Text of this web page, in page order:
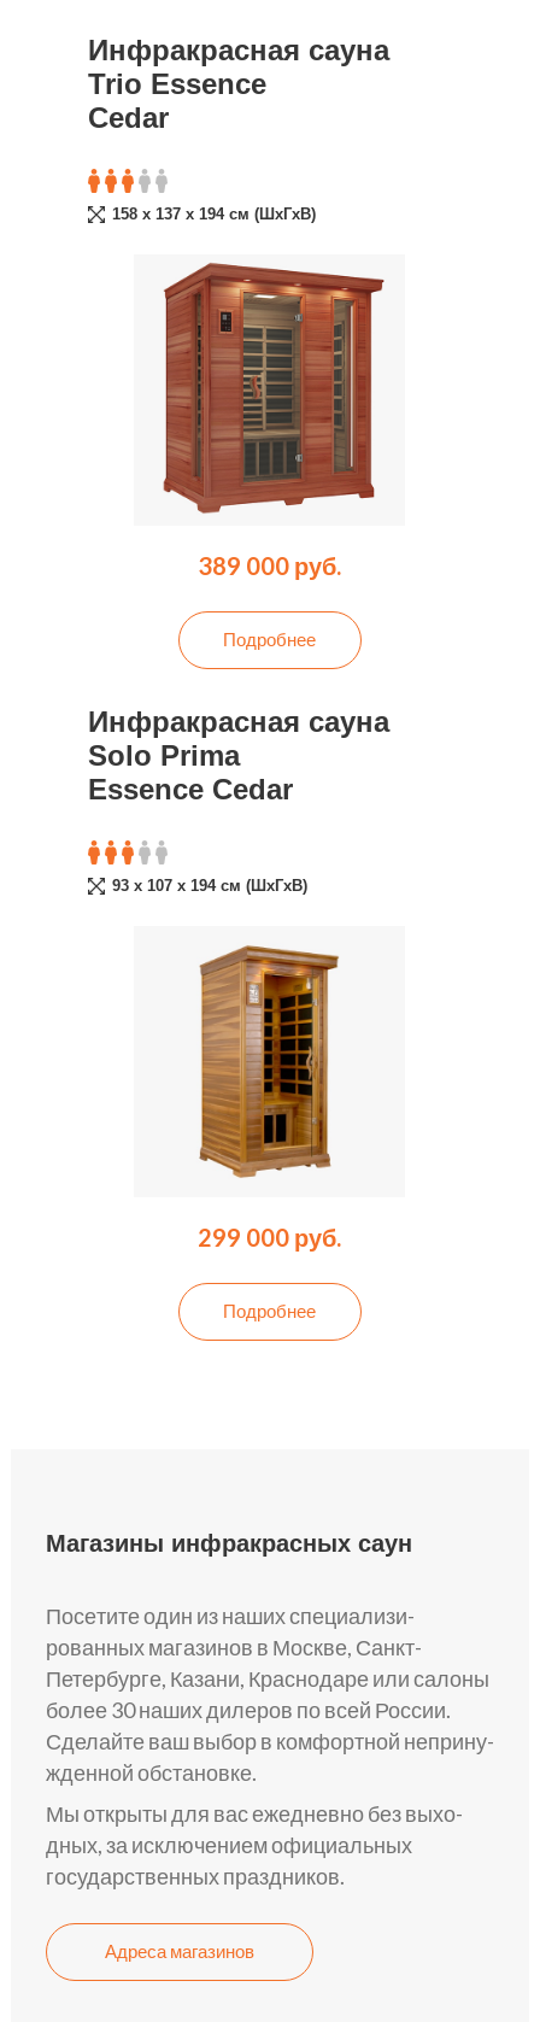
Инфракрасная сауна
Trio Essence
Cedar
158 x 137 x 194 см (ШxГxВ)
389 000 руб.
Подробнее
Инфракрасная сауна
Solo Prima
Essence Cedar
93 x 107 x 194 cм (ШxГxВ)
299 000 руб.
Подробнее
Магазины инфракрасных саун
Посе­тите один из наших специализи­
рованных мага­зинов в Москве, Санкт-
Петербурге, Казани, Краснодаре или сало­ны
более 30 наш­их дилеров по всей России.
Сделай­те ваш выбор в комфо­ртной неприну­
жденной обста­новке.
Мы откры­ты для вас ежедне­вно без выхо­
дных, за исключе­нием официа­льных
государстве­нных пра­здников.
Адреса магазинов